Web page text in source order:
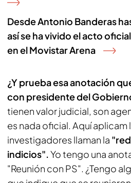
Desde Antonio Banderas
así se ha vivido el acto
en el Movistar Arena
¿Y prueba esa anotación
con presidente del
tienen valor judicial, son
es nada oficial. Aquí aplicam
investigadores llaman la
indicios".Yo tengo una
"Reunión con PS". ¿Tengo